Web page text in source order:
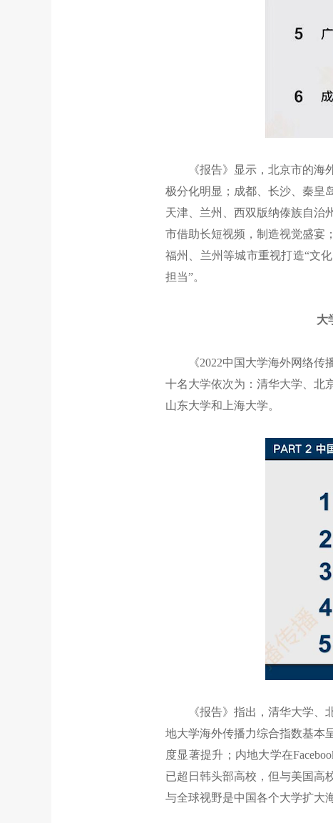
《报告》显示，北京市的海外
极分化明显；成都、长沙、秦皇
天津、兰州、西双版纳傣族自治
市借助长短视频，制造视觉盛宴
福州、兰州等城市重视打造“文
担当”。
大
《2022中国大学海外网络传播
十名大学依次为：清华大学、北
山东大学和上海大学。
《报告》指出，清华大学、北
地大学海外传播力综合指数基本
度显著提升；内地大学在
已超日韩头部高校，但与美国高
与全球视野是中国各个大学扩大